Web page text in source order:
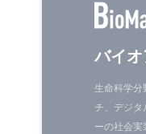
こ
る。
バイ
生命科学分
チ、デジタ
ーの社会実